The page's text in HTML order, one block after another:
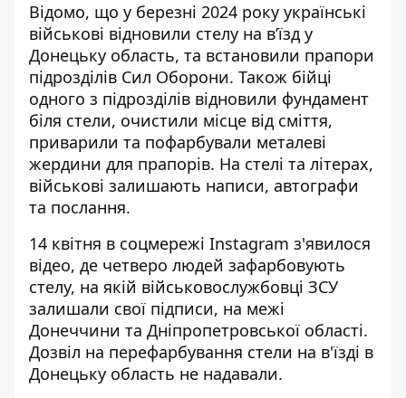
Відомо, що у березні 2024 року українські
військові відновили стелу на вʼїзд у
Донецьку область, та встановили прапори
підрозділів Сил Оборони. Також бійці
одного з підрозділів відновили фундамент
біля стели, очистили місце від сміття,
приварили та пофарбували металеві
жердини для прапорів. На стелі та літерах,
військові залишають написи, автографи
та послання.
14 квітня в соцмережі Instagram з'явилося
відео, де четверо людей зафарбовують
стелу, на якій військовослужбовці ЗСУ
залишали свої підписи, на межі
Донеччини та Дніпропетровської області.
Дозвіл на перефарбування стели на в'їзді в
Донецьку область не надавали.